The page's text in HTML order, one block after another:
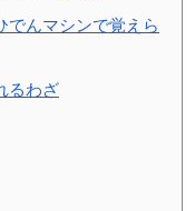
でんマシンで覚えら
るわざ